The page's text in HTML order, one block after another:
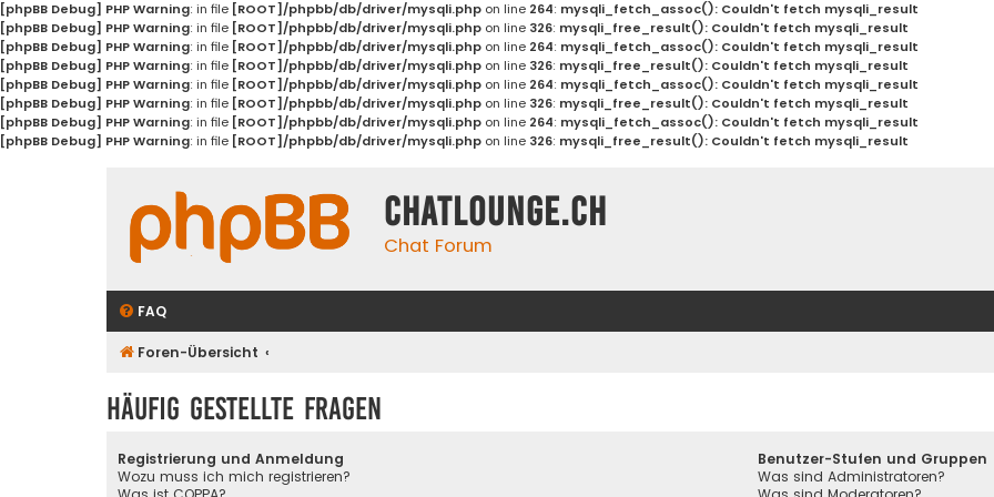
[phpBB Debug] PHP Warning: in file [ROOT]/phpbb/db/driver/mysqli.php on line 264: mysqli_fetch_assoc(): Couldn't fetch mysqli_result
[phpBB Debug] PHP Warning: in file [ROOT]/phpbb/db/driver/mysqli.php on line 326: mysqli_free_result(): Couldn't fetch mysqli_result
[phpBB Debug] PHP Warning: in file [ROOT]/phpbb/db/driver/mysqli.php on line 264: mysqli_fetch_assoc(): Couldn't fetch mysqli_result
[phpBB Debug] PHP Warning: in file [ROOT]/phpbb/db/driver/mysqli.php on line 326: mysqli_free_result(): Couldn't fetch mysqli_result
[phpBB Debug] PHP Warning: in file [ROOT]/phpbb/db/driver/mysqli.php on line 264: mysqli_fetch_assoc(): Couldn't fetch mysqli_result
[phpBB Debug] PHP Warning: in file [ROOT]/phpbb/db/driver/mysqli.php on line 326: mysqli_free_result(): Couldn't fetch mysqli_result
[phpBB Debug] PHP Warning: in file [ROOT]/phpbb/db/driver/mysqli.php on line 264: mysqli_fetch_assoc(): Couldn't fetch mysqli_result
[phpBB Debug] PHP Warning: in file [ROOT]/phpbb/db/driver/mysqli.php on line 326: mysqli_free_result(): Couldn't fetch mysqli_result
Chatlounge.ch
Chat Forum
FAQ
Foren-Übersicht
Häufig gestellte Fragen
Registrierung und Anmeldung
Wozu muss ich mich registrieren?
Benutzer-Stufen und Gruppen
Was sind Administratoren?